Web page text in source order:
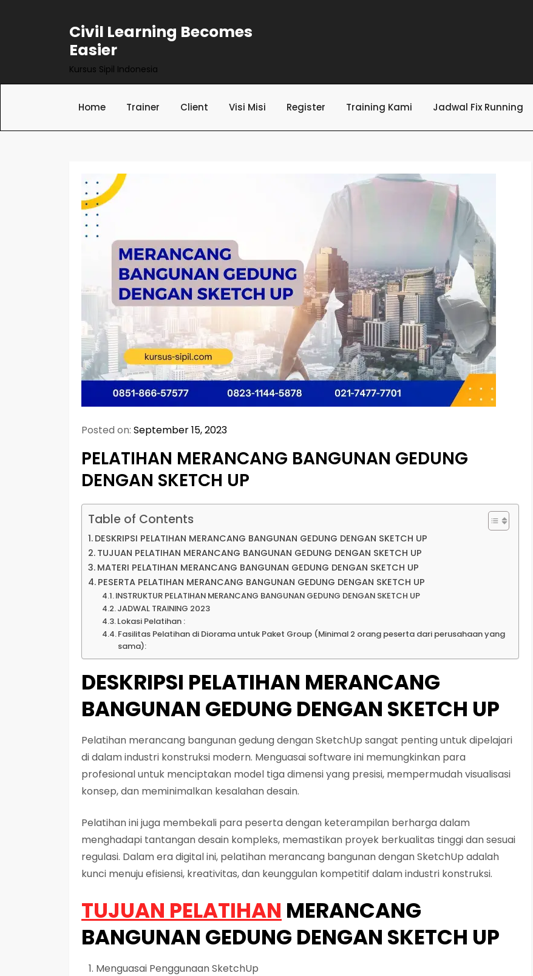
Civil Learning Becomes
Easier
Kursus Sipil Indonesia
Home Trainer Client Visi Misi Register Training Kami Jadwal Fix Running
Posted on: September 15, 2023
PELATIHAN MERANCANG BANGUNAN GEDUNG
DENGAN SKETCH UP
Table of Contents
DESKRIPSI PELATIHAN MERANCANG BANGUNAN GEDUNG DENGAN SKETCH UP
TUJUAN PELATIHAN MERANCANG BANGUNAN GEDUNG DENGAN SKETCH UP
MATERI PELATIHAN MERANCANG BANGUNAN GEDUNG DENGAN SKETCH UP
PESERTA PELATIHAN MERANCANG BANGUNAN GEDUNG DENGAN SKETCH UP
INSTRUKTUR PELATIHAN MERANCANG BANGUNAN GEDUNG DENGAN SKETCH UP
JADWAL TRAINING 2023
Lokasi Pelatihan :
Fasilitas Pelatihan di Diorama untuk Paket Group (Minimal 2 orang peserta dari perusahaan yang
sama):
DESKRIPSI PELATIHAN MERANCANG
BANGUNAN GEDUNG DENGAN SKETCH UP
Pelatihan merancang bangunan gedung dengan SketchUp sangat penting untuk dipelajari
di dalam industri konstruksi modern. Menguasai software ini memungkinkan para
profesional untuk menciptakan model tiga dimensi yang presisi, mempermudah visualisasi
konsep, dan meminimalkan kesalahan desain.
Pelatihan ini juga membekali para peserta dengan keterampilan berharga dalam
menghadapi tantangan desain kompleks, memastikan proyek berkualitas tinggi dan sesuai
regulasi. Dalam era digital ini, pelatihan merancang bangunan dengan SketchUp adalah
kunci menuju efisiensi, kreativitas, dan keunggulan kompetitif dalam industri konstruksi.
TUJUAN PELATIHAN MERANCANG
BANGUNAN GEDUNG DENGAN SKETCH UP
Menguasai Penggunaan SketchUp